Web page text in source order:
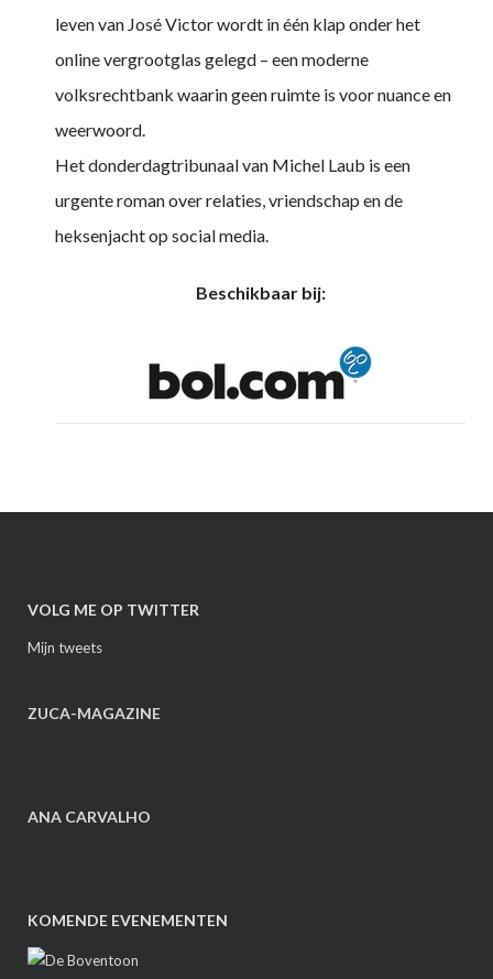
leven van José Victor wordt in één klap onder het
online vergrootglas gelegd – een moderne
volksrechtbank waarin geen ruimte is voor nuance en
weerwoord.
Het donderdagtribunaal van Michel Laub is een
urgente roman over relaties, vriendschap en de
heksenjacht op social media.
Beschikbaar bij:
VOLG ME OP TWITTER
Mijn tweets
ZUCA-MAGAZINE
ANA CARVALHO
KOMENDE EVENEMENTEN